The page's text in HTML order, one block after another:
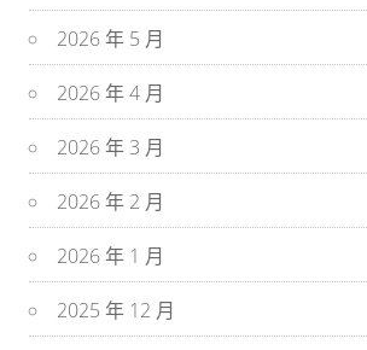
2026 年 5 月
2026 年 4 月
2026 年 3 月
2026 年 2 月
2026 年 1 月
2025 年 12 月